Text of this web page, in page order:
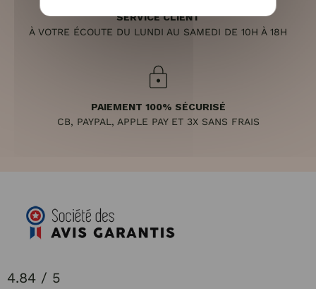
SERVICE CLIENT
À VOTRE ÉCOUTE DU LUNDI AU SAMEDI DE 10H À 18H
PAIEMENT 100% SÉCURISÉ
CB, PAYPAL, APPLE PAY ET 3X SANS FRAIS
4.84 / 5